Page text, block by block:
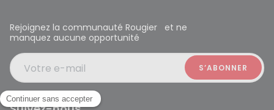
Rejoignez la communauté Rougier et ne
manquez aucune opportunité
Votre e-mail